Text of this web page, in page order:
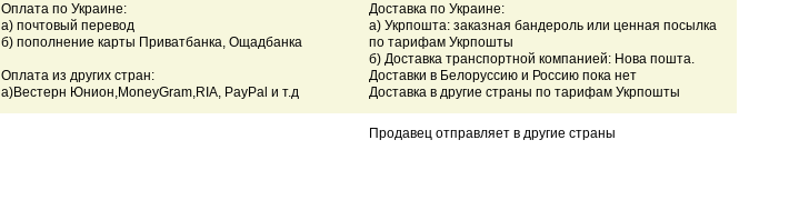
Оплата по Украине:
а) почтовый перевод
б) пополнение карты Приватбанка, Ощадбанка
Оплата из других стран:
а)Вестерн Юнион,MoneyGram,RIA, PayPal и т.д
Доставка по Украине:
а) Укрпошта: заказная бандероль или ценная посылка
по тарифам Укрпошты
б) Доставка транспортной компанией: Нова пошта.
Доставки в Белоруссию и Россию пока нет
Доставка в другие страны по тарифам Укрпошты
Продавец отправляет в другие страны